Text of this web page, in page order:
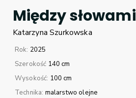
Między słowami
Katarzyna Szurkowska
Rok: 2025
Szerokość 140 cm
Wysokość: 100 cm
Technika: malarstwo olejne